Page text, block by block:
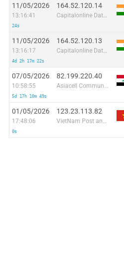
11/05/2026
13:16:41
24s
164.52.120.14
Capitalonline Data Service (HK) Co
11/05/2026
13:16:17
4d 2h 17m 22s
164.52.120.13
Capitalonline Data Service (HK) Co
07/05/2026
10:58:55
5d 17h 10m 49s
82.199.220.40
Asiacell Communications Pjsc
01/05/2026
17:48:06
0s
123.23.113.82
VietNam Post and Telecom Corporation